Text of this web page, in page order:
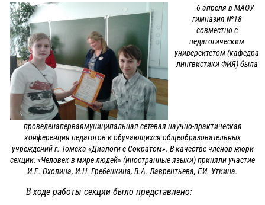
6 апреля в МАОУ
гимназия №18
совместно с
педагогическим
университетом (кафедра
лингвистики ФИЯ) была
проведенаперваямуниципальная сетевая научно-практическая
конференция педагогов и обучающихся общеобразовательных
учреждений г. Томска «Диалоги с Сократом». В качестве членов жюри
секции: «Человек в мире людей» (иностранные языки) приняли участие
И.Е. Охолина, И.Н. Гребенкина, В.А. Лаврентьева, Г.И. Уткина.
В ходе работы секции было представлено: